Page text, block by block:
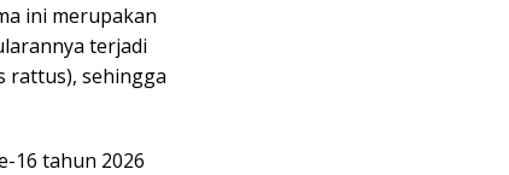
ini merupakan
terjadi
rattus), sehingga
16 tahun 2026